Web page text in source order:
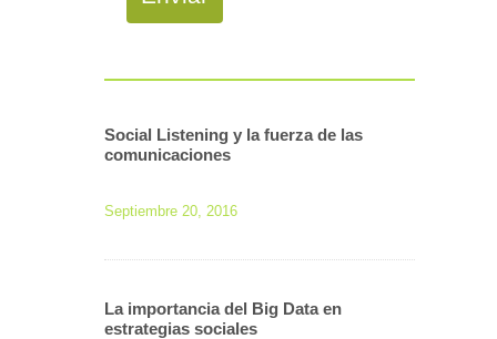
Social Listening y la fuerza de las
comunicaciones
Septiembre 20, 2016
La importancia del Big Data en
estrategias sociales